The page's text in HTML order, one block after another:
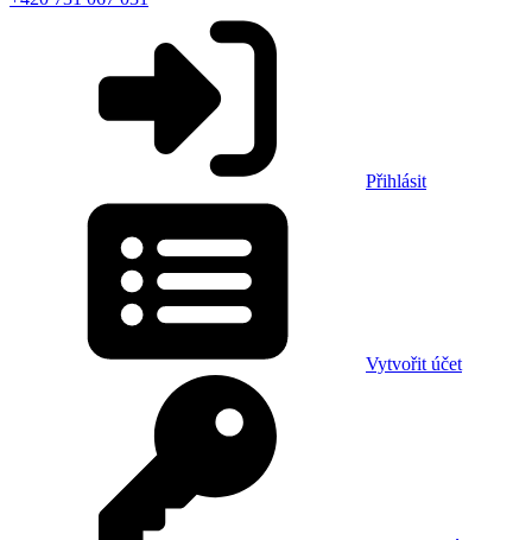
Přihlásit
Vytvořit účet